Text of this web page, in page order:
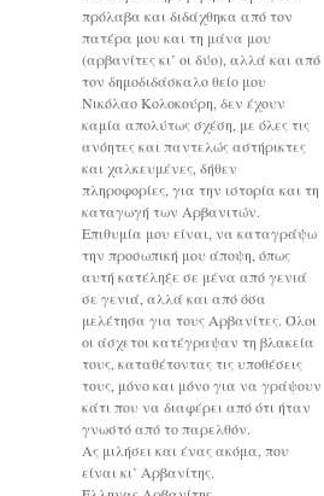
πρόλαβα και διδάχθηκα από τον
πατέρα μου και τη μάνα μου
(αρβανίτες κι’ οι δύο), αλλά και από
τον δημοδιδάσκαλο θείο μου
Νικόλαο Κολοκούρη, δεν έχουν
καμία απολύτως σχέση, με όλες τις
ανόητες και παντελώς αστήρικτες
και χαλκευμένες, δήθεν
πληροφορίες, για την ιστορία και τη
καταγωγή των Αρβανιτών.
Επιθυμία μου είναι, να καταγράψω
την προσωπική μου άποψη, όπως
αυτή κατέληξε σε μένα από γενιά
σε γενιά, αλλά και από όσα
μελέτησα για τους Αρβανίτες. Όλοι
οι άσχετοι κατέγραψαν τη βλακεία
τους, καταθέτοντας τις υποθέσεις
τους, μόνο και μόνο για να γράψουν
κάτι που να διαφέρει από ότι ήταν
γνωστό από το παρελθόν.
Ας μιλήσει και ένας ακόμα, που
είναι κι’ Αρβανίτης.